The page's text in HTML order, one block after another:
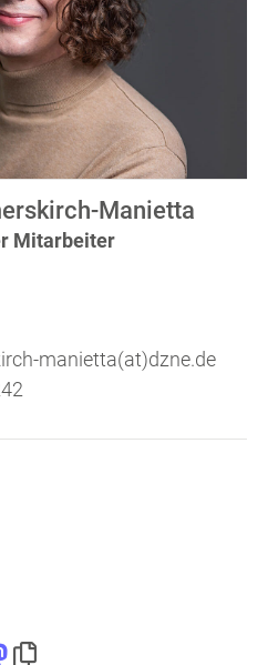
Manietta
Mitarbeiter
manietta(at)dzne.de